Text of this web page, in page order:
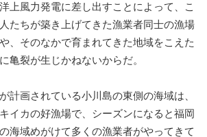
上風力発電に差し出すことによって、こ
たちが築き上げてきた漁業者同士の漁場
、そのなかで育まれてきた地域をこえた
亀裂が生じかねないからだ。
計画されている小川島の東側の海域は、
イカの好漁場で、シーズンになると福岡
海域めがけて多くの漁業者がやってきて